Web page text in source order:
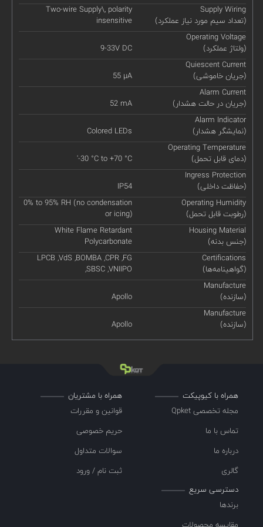
Supply Wiring
(تعداد سیم مورد نیاز عملکرد)
Two-wire Supply\, polarity
insensitive
Operating Voltage
(ولتاژ عملکرد)
9-33V DC
Quiescent Current
(جریان خاموشی)
55 µA
Alarm Current
(جریان در حالت هشدار)
52 mA
Alarm Indicator
(نمایشگر هشدار)
Colored LEDs
Operating Temperature
(دمای قابل تحمل)
'-30 °C to +70 °C
Ingress Protection
(حفاظت داخلی)
IP54
Operating Humidity
(رطوبت قابل تحمل)
0% to 95% RH (no condensation
or icing)
Housing Material
(جنس بدنه)
White Flame Retardant
Polycarbonate
Certifications
(گواهینامه‌ها)
LPCB ,VdS ,BOMBA ,CPR ,FG
,SBSC ,VNIIPO
Manufacture
(سازنده)
Apollo
Manufacture
(سازنده)
Apollo
همراه با کیوپیکت
مجله تخصصی Qpket
تماس با ما
درباره ما
گالری
همراه با مشتریان
قوانین و مقررات
حریم خصوصی
سوالات متداول
ثبت نام / ورود
دسترسی سریع
برندها